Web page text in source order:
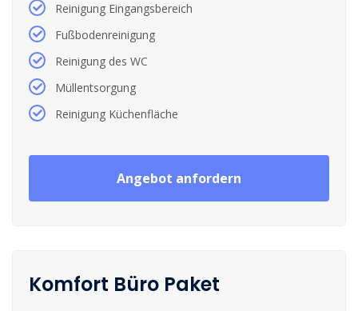
Reinigung Eingangsbereich
Fußbodenreinigung
Reinigung des WC
Müllentsorgung
Reinigung Küchenfläche
Angebot anfordern
Komfort Büro Paket